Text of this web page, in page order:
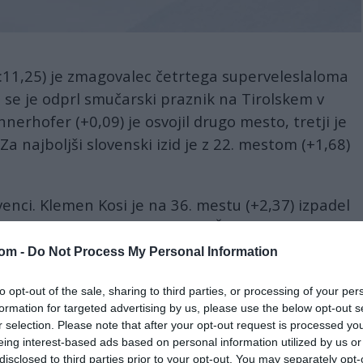
- Do Not Process My Personal Information
opt-out of the sale, sharing to third parties, or processing of your
for targeted advertising by us, please use the below opt-out
selection. Please note that after your opt-out request is processed
interest-based ads based on personal information utilized by us
to third parties prior to your opt-out. You may separately
je zmagovalec četrtega superveleslaloma
je odprl smučarski praznik na Tirolskem v
(+0,09) je osvojil drugo mesto, tretji je
najboljši slovenski izid je z 22. mestom (+1,68)
Klemen Kosi je na 36. mestu (+2,37) izpadel
dobitnikov točk, Martin Čater in Tilen
in sta ostala brez uvrstitve.
je poskrbel 26-letni aktualni olimpijski smukaški
prvo zmago v tej sezoni, sicer pa drugo
v svetovnem pokalu. Preostali dve ima v smuku.
nazadnje slavil zmago na superveleslalomu